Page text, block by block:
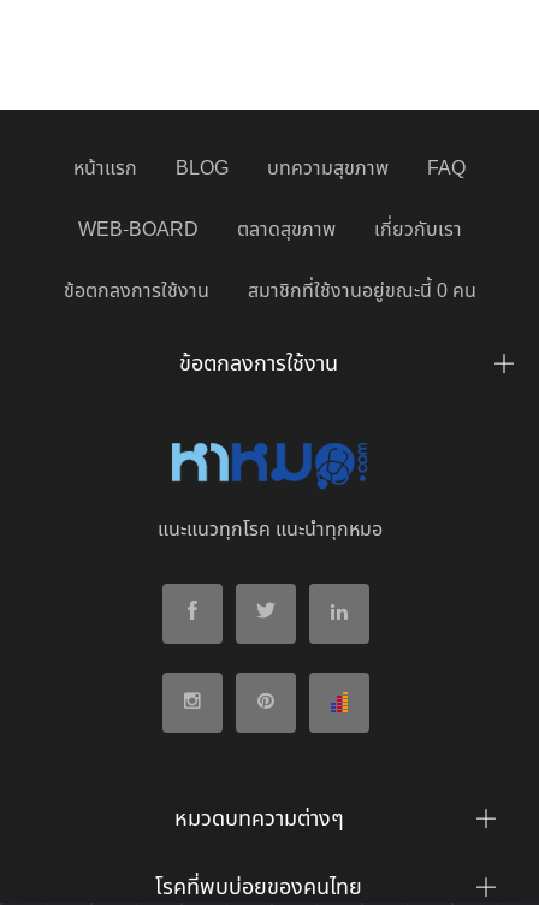
หน้าแรก BLOG บทความสุขภาพ FAQ
WEB-BOARD ตลาดสุขภาพ เกี่ยวกับเรา
ข้อตกลงการใช้งาน สมาชิกที่ใช้งานอยู่ขณะนี้ 0 คน
ข้อตกลงการใช้งาน
แนะแนวทุกโรค แนะนำทุกหมอ
หมวดบทความต่างๆ
โรคที่พบบ่อยของคนไทย